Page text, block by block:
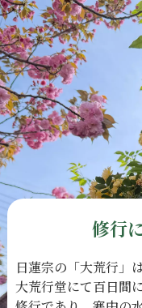
修行
日蓮宗の 「大荒行」は
大荒行堂にて百日間